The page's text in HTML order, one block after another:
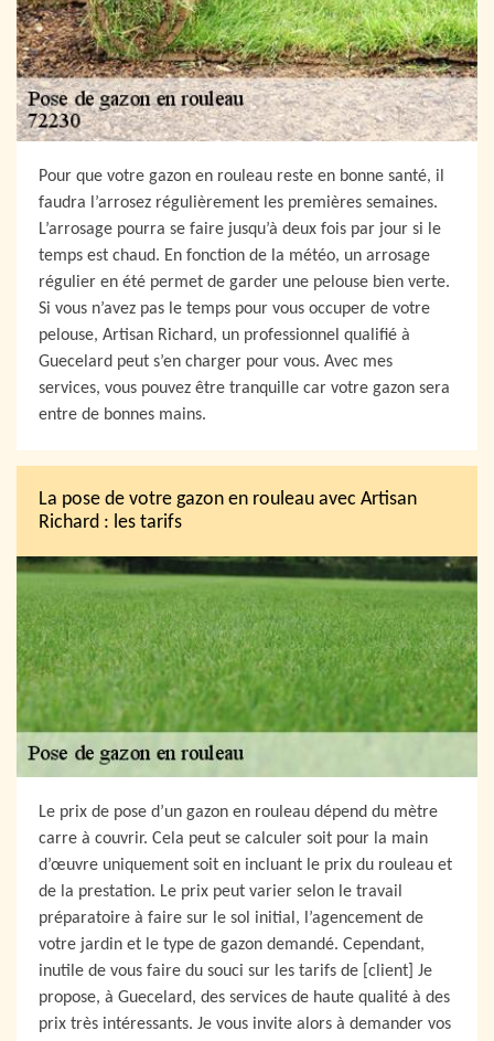
Pour que votre gazon en rouleau reste en bonne santé, il
faudra l’arrosez régulièrement les premières semaines.
L’arrosage pourra se faire jusqu’à deux fois par jour si le
temps est chaud. En fonction de la météo, un arrosage
régulier en été permet de garder une pelouse bien verte.
Si vous n’avez pas le temps pour vous occuper de votre
pelouse, Artisan Richard, un professionnel qualifié à
Guecelard peut s’en charger pour vous. Avec mes
services, vous pouvez être tranquille car votre gazon sera
entre de bonnes mains.
La pose de votre gazon en rouleau avec Artisan
Richard : les tarifs
Le prix de pose d’un gazon en rouleau dépend du mètre
carre à couvrir. Cela peut se calculer soit pour la main
d’œuvre uniquement soit en incluant le prix du rouleau et
de la prestation. Le prix peut varier selon le travail
préparatoire à faire sur le sol initial, l’agencement de
votre jardin et le type de gazon demandé. Cependant,
inutile de vous faire du souci sur les tarifs de [client] Je
propose, à Guecelard, des services de haute qualité à des
prix très intéressants. Je vous invite alors à demander vos